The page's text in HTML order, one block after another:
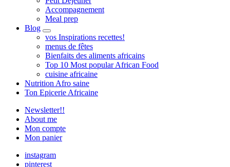
Accompagnement
Meal prep
Blog
expand
child
menu
vos Inspirations recettes!
menus de fêtes
Bienfaits des aliments africains
Top 10 Most popular African Food
cuisine africaine
Nutrition Afro saine
Ton Epicerie Africaine
Newsletter!!
About me
Mon compte
Mon panier
instagram
pinterest